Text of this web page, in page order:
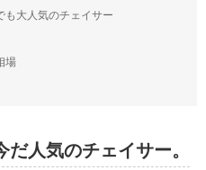
も大人気のチェイサー
場
人気のチェイサー。